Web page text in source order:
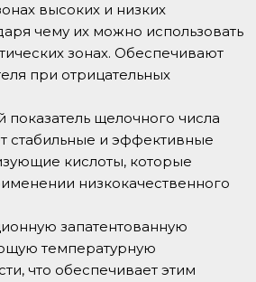
высоких и низких
чему их можно использовать
зонах. Обеспечивают
при отрицательных
показатель щелочного числа
стабильные и эффективные
кислоты, которые
низкокачественного
запатентованную
температурную
что обеспечивает этим